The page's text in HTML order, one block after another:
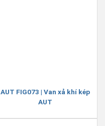
AUT FIG073 | Van xả khí kép
AUT